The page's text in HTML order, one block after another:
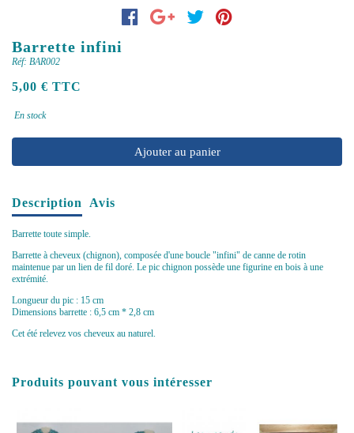
Barrette infini
Réf: BAR002
5,00 € TTC
En stock
Ajouter au panier
Description Avis
Barrette toute simple.
Barrette à cheveux (chignon), composée d'une boucle "infini" de canne de rotin
maintenue par un lien de fil doré. Le pic chignon possède une figurine en bois à une
extrémité.
Longueur du pic : 15 cm
Dimensions barrette : 6,5 cm * 2,8 cm
Cet été relevez vos cheveux au naturel.
Produits pouvant vous intéresser